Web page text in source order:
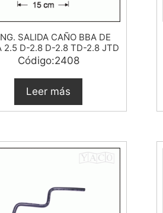
SALIDA CAÑO BBA DE
2.5 D-2.8 D-2.8 TD-2.8 JTD
Código:2408
Leer más